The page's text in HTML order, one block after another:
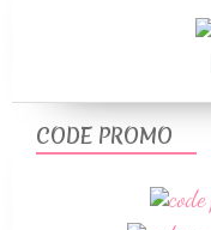
CODE PROMO